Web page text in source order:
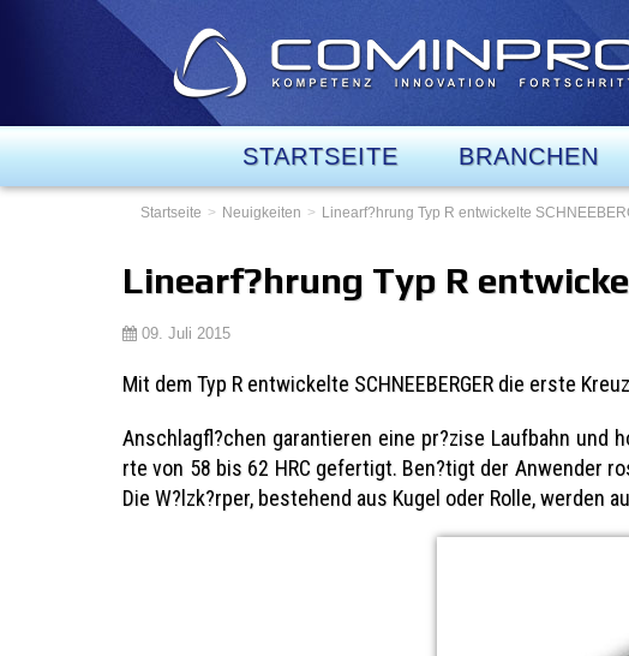
STARTSEITE BRANCHEN
Startseite Neuigkeiten Linearf?hrung Typ R entwickelte
Linearf?hrung Typ R
09. Juli 2015
Mit dem Typ R entwickelte SCHNEEBERGER die erste
Anschlagfl?chen garantieren eine pr?zise Laufbahn und
rte von 58 bis 62 HRC gefertigt. Ben?tigt der Anwender
Die W?lzk?rper, bestehend aus Kugel oder Rolle, werden